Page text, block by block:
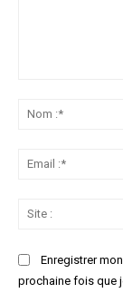
Enregistrer
prochaine fois que